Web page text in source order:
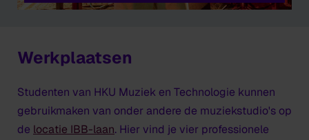
Werkplaatsen
Studenten van HKU Muziek en Technologie kunnen
gebruikmaken van onder andere de muziekstudio's op
de locatie IBB-laan. Hier vind je vier professionele